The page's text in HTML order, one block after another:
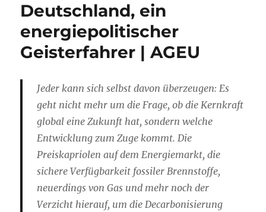
Deutschland, ein
energiepolitischer
Geisterfahrer | AGEU
Jeder kann sich selbst davon überzeugen: Es
geht nicht mehr um die Frage, ob die Kernkraft
global eine Zukunft hat, sondern welche
Entwicklung zum Zuge kommt. Die
Preiskapriolen auf dem Energiemarkt, die
sichere Verfügbarkeit fossiler Brennstoffe,
neuerdings von Gas und mehr noch der
Verzicht hierauf, um die Decarbonisierung